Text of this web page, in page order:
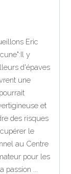
Eric
y
d'épaves
une
et
des risques
le
au Centre
pour les
...